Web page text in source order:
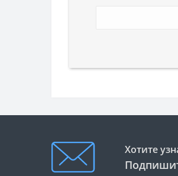
Хотите